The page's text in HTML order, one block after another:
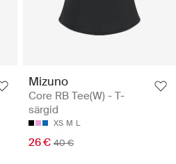
Mizuno
Core RB Tee(W) - T-
särgid
XS M L
26 € 40 €